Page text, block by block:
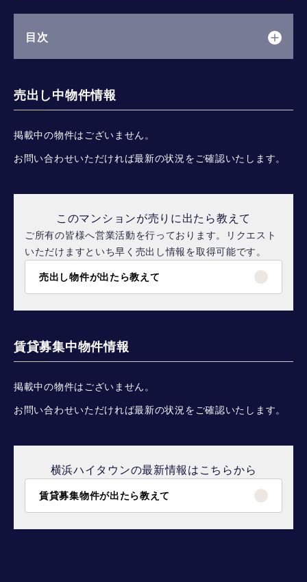
目次
売出し中物件情報
掲載中の物件はございません。
お問い合わせいただければ最新の状況をご確認いたします。
このマンションが売りに出たら教えて
ご所有の皆様へ営業活動を行っております。リクエスト
いただけますといち早く売出し情報を取得可能です。
売出し物件が出たら教えて
賃貸募集中物件情報
掲載中の物件はございません。
お問い合わせいただければ最新の状況をご確認いたします。
横浜ハイタウンの最新情報はこちらから
賃貸募集物件が出たら教えて